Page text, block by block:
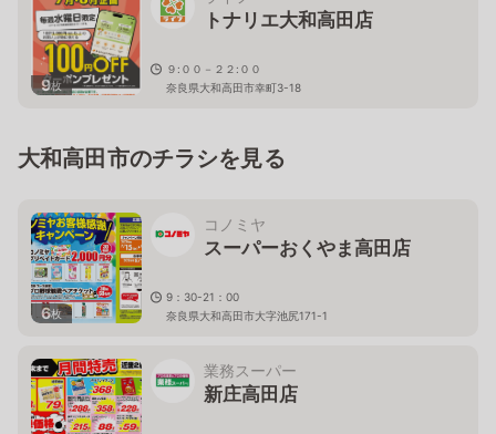
9枚
トナリエ大和高田店
９:００－２２:００
奈良県大和高田市幸町3-18
大和高田市のチラシを見る
6枚
コノミヤ
スーパーおくやま高田店
9：30-21：00
奈良県大和高田市大字池尻171-1
業務スーパー
新庄高田店